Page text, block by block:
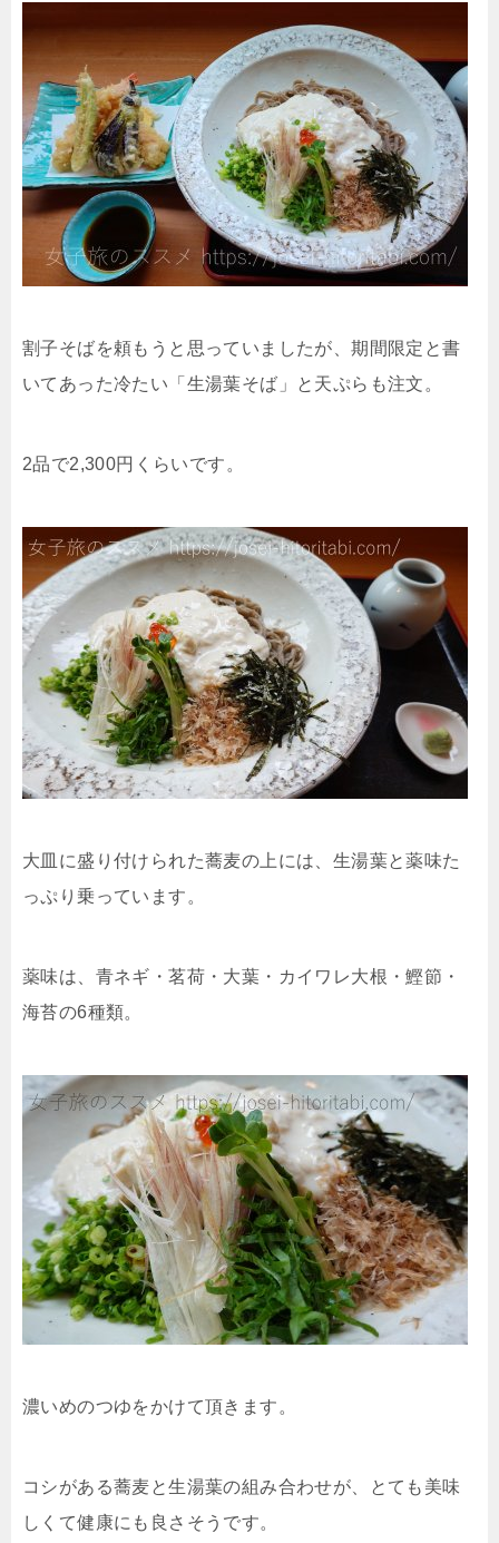
割子そばを頼もうと思っていましたが、期間限定と書
いてあった冷たい「生湯葉そば」と天ぷらも注文。
2品で2,300円くらいです。
大皿に盛り付けられた蕎麦の上には、生湯葉と薬味た
っぷり乗っています。
薬味は、青ネギ・茗荷・大葉・カイワレ大根・鰹節・
海苔の6種類。
濃いめのつゆをかけて頂きます。
コシがある蕎麦と生湯葉の組み合わせが、とても美味
しくて健康にも良さそうです。